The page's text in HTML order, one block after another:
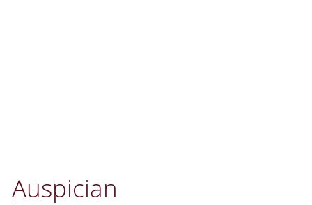
Auspician